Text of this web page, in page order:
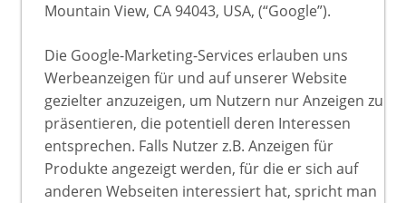
Mountain View, CA 94043, USA, (“Google”).
Die Google-Marketing-Services erlauben uns
Werbeanzeigen für und auf unserer Website
gezielter anzuzeigen, um Nutzern nur Anzeigen zu
präsentieren, die potentiell deren Interessen
entsprechen. Falls Nutzer z.B. Anzeigen für
Produkte angezeigt werden, für die er sich auf
anderen Webseiten interessiert hat, spricht man